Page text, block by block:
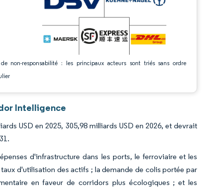
non-responsabilité : les principaux acteurs sont triés sans ordre
Intelligence
USD en 2025, 305,98 milliards USD en 2026, et devrait
d'infrastructure dans les ports, le ferroviaire et les
d'utilisation des actifs ; la demande de colis portée par
en faveur de corridors plus écologiques ; et les